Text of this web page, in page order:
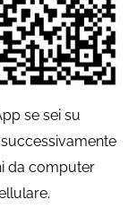
se sei su
da computer